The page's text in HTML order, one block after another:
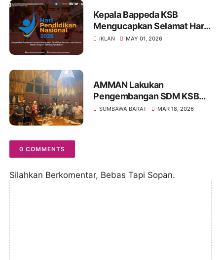
Kepala Bappeda KSB
Mengucapkan Selamat Hari
Pendidikan Nasional 2026
IKLAN MAY 01, 2026
AMMAN Lakukan
Pengembangan SDM KSB
Melalui Program Beasiswa
SUMBAWA BARAT MAR 18, 2026
0 COMMENTS
Silahkan Berkomentar, Bebas Tapi Sopan.